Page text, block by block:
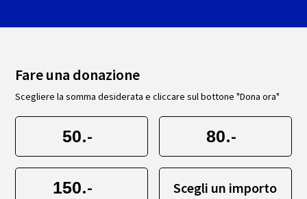
Fare una donazione
Scegliere la somma desiderata e cliccare sul bottone "Dona ora"
.- .-
.- Scegli un importo